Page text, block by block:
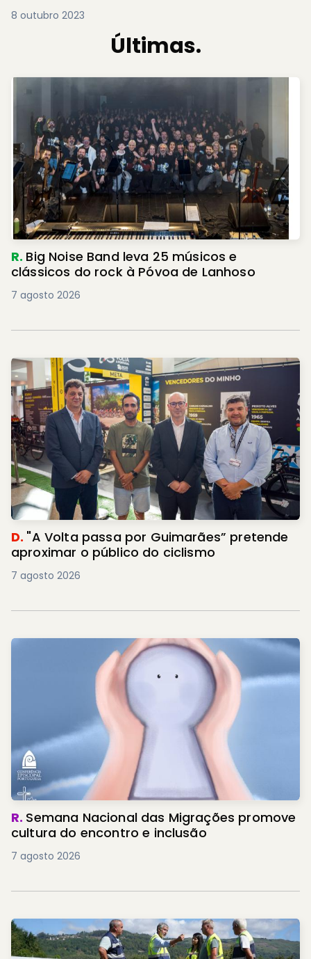
8 outubro 2023
Últimas.
R. Big Noise Band leva 25 músicos e
clássicos do rock à Póvoa de Lanhoso
7 agosto 2026
D. "A Volta passa por Guimarães” pretende
aproximar o público do ciclismo
7 agosto 2026
R. Semana Nacional das Migrações promove
cultura do encontro e inclusão
7 agosto 2026